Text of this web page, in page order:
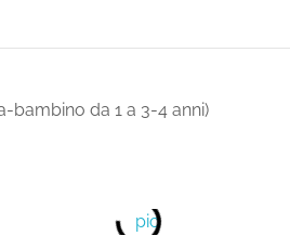
bambino da 1 a 3-4 anni)